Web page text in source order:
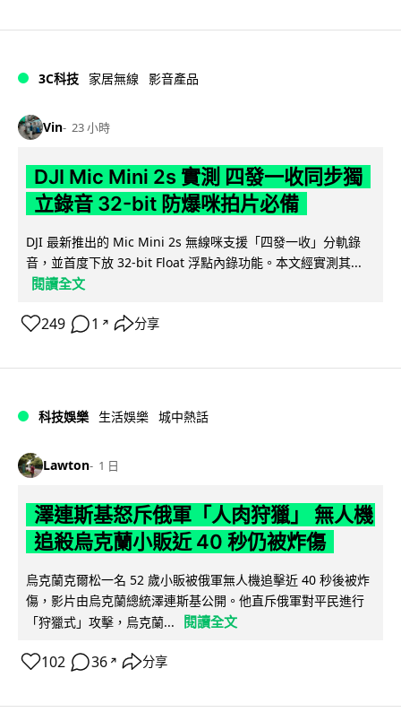
3C科技 家居無線 影音產品
Vin 23 小時
DJI Mic Mini 2s 實測 四發一收同步獨
立錄音 32-bit 防爆咪拍片必備
DJI 最新推出的 Mic Mini 2s 無線咪支援「四發一收」分軌錄
音，並首度下放 32-bit Float 浮點內錄功能。本文經實測其...
閱讀全文
249 1 ↗ 分享
科技娛樂 生活娛樂 城中熱話
Lawton 1 日
澤連斯基怒斥俄軍「人肉狩獵」 無人機
追殺烏克蘭小販近 40 秒仍被炸傷
烏克蘭克爾松一名 52 歲小販被俄軍無人機追擊近 40 秒後被炸
傷，影片由烏克蘭總統澤連斯基公開。他直斥俄軍對平民進行
「狩獵式」攻擊，烏克蘭...
閱讀全文
102 36 ↗ 分享